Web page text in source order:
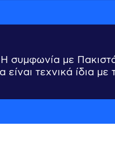
συμφωνία με
είναι τεχνικά ίδια